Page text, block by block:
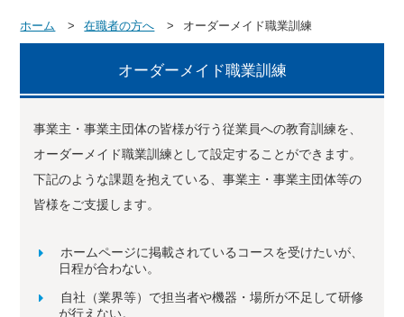
ホーム 在職者の方へ オーダーメイド職業訓練
オーダーメイド職業訓練
事業主・事業主団体の皆様が行う従業員への教育訓練を、
オーダーメイド職業訓練として設定することができます。
下記のような課題を抱えている、事業主・事業主団体等の
皆様をご支援します。
ホームページに掲載されているコースを受けたいが、
日程が合わない。
自社（業界等）で担当者や機器・場所が不足して研修
が行えない。